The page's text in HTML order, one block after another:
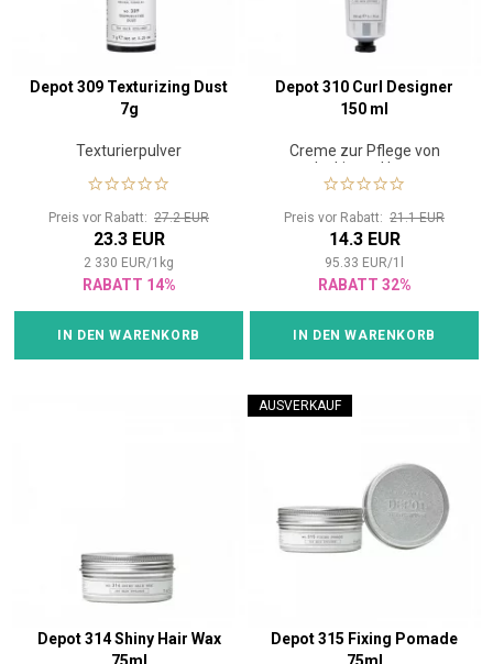
Depot 309 Texturizing Dust
7g
Texturierpulver
Preis vor Rabatt: 27.2 EUR
23.3 EUR
2 330 EUR/1 kg
RABATT 14%
IN DEN WARENKORB
Depot 310 Curl Designer
150 ml
Creme zur Pflege von
lockigem Haar
Preis vor Rabatt: 21.1 EUR
14.3 EUR
95.33 EUR/1
RABATT 32%
IN DEN WARENKORB
Depot 314 Shiny Hair Wax
AUSVERKAUF
Depot 315 Fixing Pomade